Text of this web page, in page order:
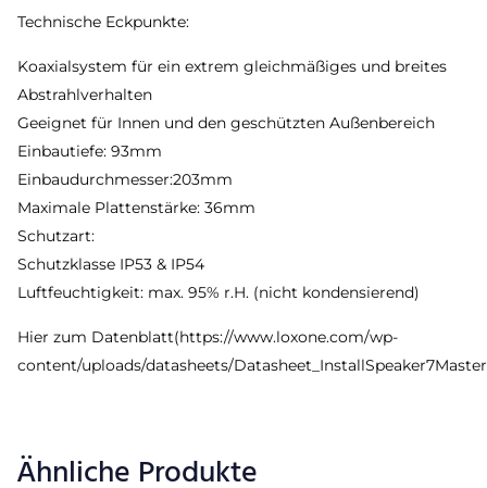
Technische Eckpunkte:
Koaxialsystem für ein extrem gleichmäßiges und breites
Abstrahlverhalten
Geeignet für Innen und den geschützten Außenbereich
Einbautiefe: 93mm
Einbaudurchmesser:203mm
Maximale Plattenstärke: 36mm
Schutzart:
Schutzklasse IP53 & IP54
Luftfeuchtigkeit: max. 95% r.H. (nicht kondensierend)
Hier zum Datenblatt(https://www.loxone.com/wp-
content/uploads/datasheets/
Ähnliche Produkte